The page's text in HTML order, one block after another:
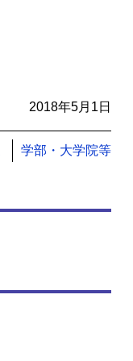
2018年5月1日
学部・大学院等